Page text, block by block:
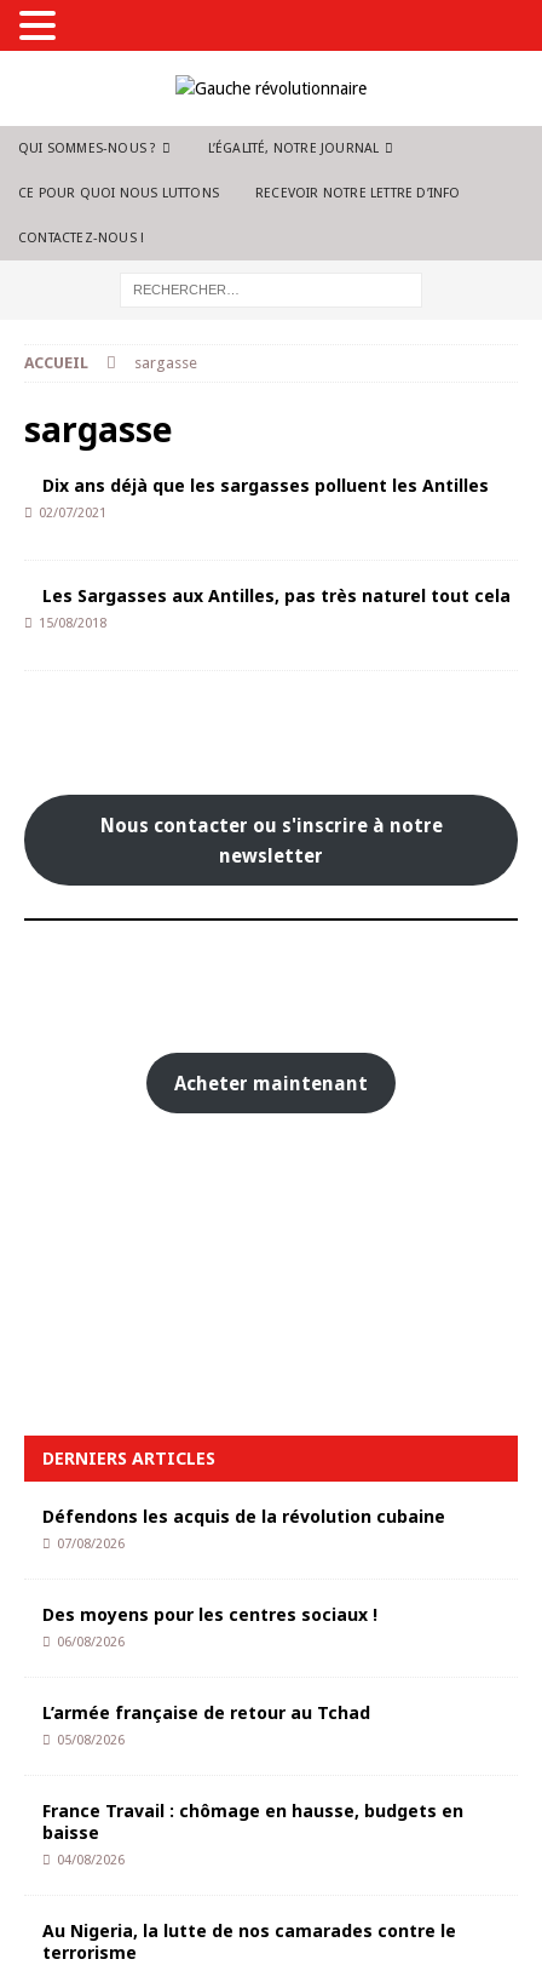
QUI SOMMES-NOUS ? L’ÉGALITÉ, NOTRE JOURNAL
CE POUR QUOI NOUS LUTTONS RECEVOIR NOTRE LETTRE D’INFO
CONTACTEZ-NOUS !
ACCUEIL sargasse
sargasse
Dix ans déjà que les sargasses polluent les Antilles
02/07/2021
Les Sargasses aux Antilles, pas très naturel tout cela
15/08/2018
Nous contacter ou s'inscrire à notre
newsletter
Acheter maintenant
DERNIERS ARTICLES
Défendons les acquis de la révolution cubaine
07/08/2026
Des moyens pour les centres sociaux !
06/08/2026
L’armée française de retour au Tchad
05/08/2026
France Travail : chômage en hausse, budgets en
baisse
04/08/2026
Au Nigeria, la lutte de nos camarades contre le
terrorisme